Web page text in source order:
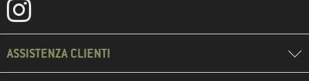
ASSISTENZA CLIENTI